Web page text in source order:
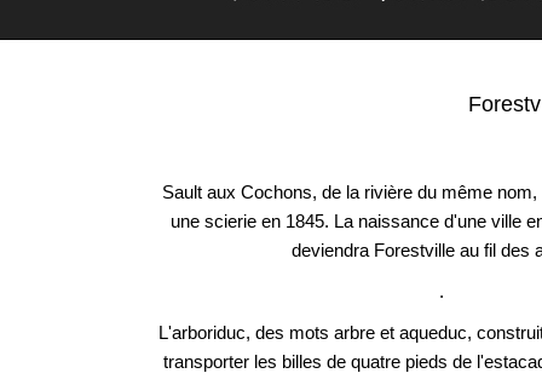
Sault aux Cochons, de la rivière du même
une scierie en 1845. La naissance d'une ville
deviendra Forestville au fil des
.
L'arboriduc, des mots arbre et aqueduc,
transporter les billes de quatre pieds de